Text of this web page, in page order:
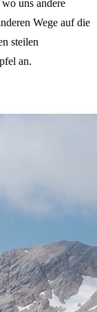
uns andere
Wege auf die
steilen
an.